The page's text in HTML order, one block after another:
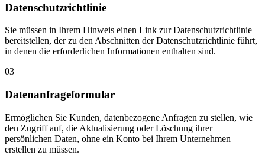
Datenschutzrichtlinie
Sie müssen in Ihrem Hinweis einen Link zur Datenschutzrichtlinie
bereitstellen, der zu den Abschnitten der Datenschutzrichtlinie führt,
in denen die erforderlichen Informationen enthalten sind.
03
Datenanfrageformular
Ermöglichen Sie Kunden, datenbezogene Anfragen zu stellen, wie
den Zugriff auf, die Aktualisierung oder Löschung ihrer
persönlichen Daten, ohne ein Konto bei Ihrem Unternehmen
erstellen zu müssen.